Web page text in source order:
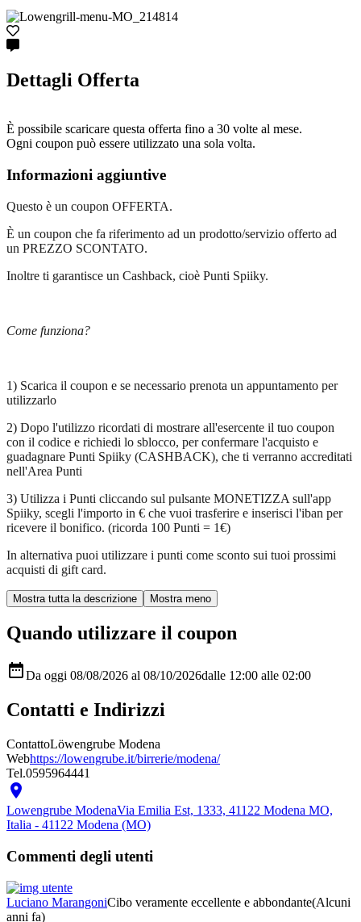
Dettagli Offerta
È possibile scaricare questa offerta fino a 30 volte al mese.
Ogni coupon può essere utilizzato una sola volta.
Informazioni aggiuntive
Questo è un coupon OFFERTA.
È un coupon che fa riferimento ad un prodotto/servizio offerto ad
un PREZZO SCONTATO.
Inoltre ti garantisce un Cashback, cioè Punti Spiiky.
Come funziona?
1) Scarica il coupon e se necessario prenota un appuntamento per
utilizzarlo
2) Dopo l'utilizzo ricordati di mostrare all'esercente il tuo coupon
con il codice e richiedi lo sblocco, per confermare l'acquisto e
guadagnare Punti Spiiky (CASHBACK), che ti verranno accreditati
nell'Area Punti
3) Utilizza i Punti cliccando sul pulsante MONETIZZA sull'app
Spiiky, scegli l'importo in € che vuoi trasferire e inserisci l'iban per
ricevere il bonifico. (ricorda 100 Punti = 1€)
In alternativa puoi utilizzare i punti come sconto sui tuoi prossimi
acquisti di gift card.
Quando utilizzare il coupon
Da oggi 08/08/2026 al 08/10/2026dalle 12:00 alle 02:00
Contatti e Indirizzi
ContattoLöwengrube Modena
Webhttps://lowengrube.it/birrerie/modena/
Tel.0595964441

Lowengrube ModenaVia Emilia Est, 1333, 41122 Modena MO,
Italia - 41122 Modena (MO)
Commenti degli utenti
Luciano MarangoniCibo veramente eccellente e abbondante(Alcuni
anni fa)